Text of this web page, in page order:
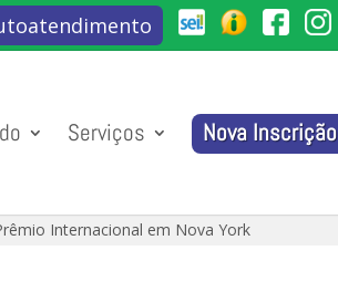
Serviços Nova Inscrição
Internacional em Nova York